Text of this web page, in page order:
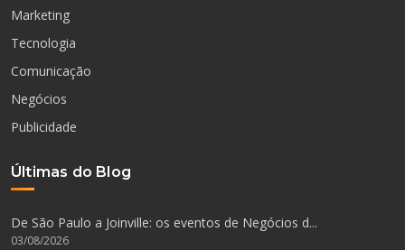
Marketing
Tecnologia
Comunicação
Negócios
Publicidade
Últimas do Blog
De São Paulo a Joinville: os eventos de Negócios d...
03/08/2026